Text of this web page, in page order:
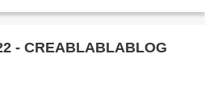
- CREABLABLABLOG